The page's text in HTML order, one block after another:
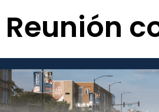
Reunión